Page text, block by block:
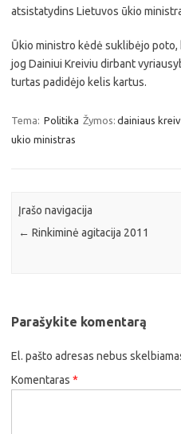
atsistatydins Lietuvos ūkio
Ūkio ministro kėdė suklibėjo poto,
jog Dainiui Kreiviu dirbant
turtas padidėjo kelis kartus.
Tema: Politika Žymos: dainiaus
ukio ministras
Įrašo navigacija
← Rinkiminė agitacija 2011
Parašykite komentarą
El. pašto adresas nebus
Komentaras *